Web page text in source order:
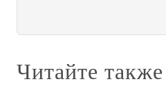
Читайте также